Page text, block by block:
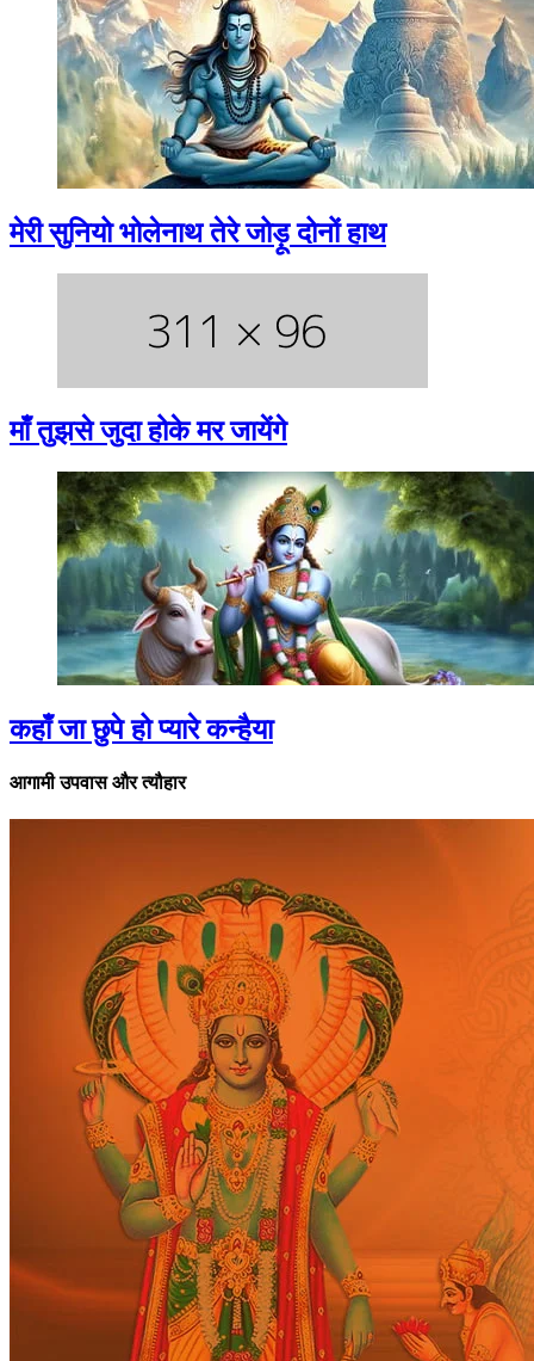
मेरी सुनियो भोलेनाथ तेरे जोड़ू दोनों हाथ
माँ तुझसे जुदा होके मर जायेंगे
कहाँ जा छुपे हो प्यारे कन्हैया
आगामी उपवास और त्यौहार